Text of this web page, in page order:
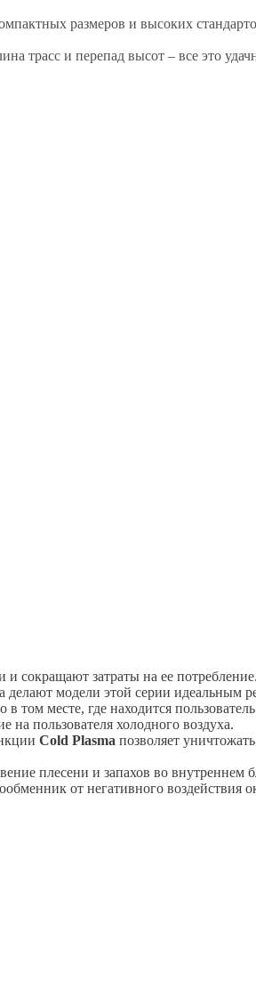
размеров и высоких
трасс и перепад высот – все это
и сокращают затраты на ее потребление.
делают модели этой серии идеальным
том месте, где находится
пользователя холодного воздуха.
Cold Plasma позволяет
плесени и запахов во внутреннем
от негативного